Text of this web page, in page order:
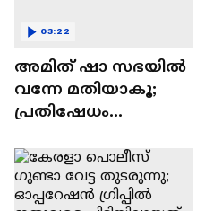
അമിത് ഷാ സഭയിൽ
വന്നേ മതിയാകൂ;
പ്രതിഷേധം
പ്രതിപക്ഷം,
സഭനടപടികൾ
നിർത്തിവച്ചു
03:22